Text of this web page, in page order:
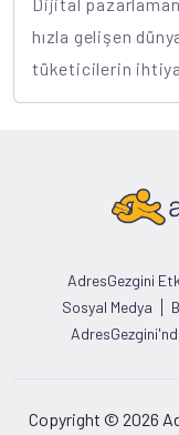
hızla gelişen
tüketicilerin
AdresGezgini
Sosyal Medya
Copyright © 2026